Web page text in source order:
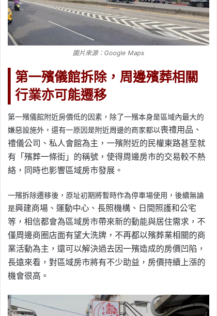
圖片來源：Google Maps
第一殯儀館拆除，周邊殯葬相關
行業亦可能遷移
第一殯儀館附近房價低的因素，除了一殯本身是區域內最大的
嫌惡設施外，還有一原因是附近周邊的商家都以喪禮用品、
禮儀公司、私人會館為主，一殯附近的民權東路甚至就
有「殯葬一條街」的稱號，使得周邊房市的交易較不熱
絡，同時也影響區域房市發展。
一殯拆除遷移後，原址初期將暫時作為停車場使用，後續無論
是興建商場、運動中心、長照機構、日間照護和公宅
等，相信都會為區域房市帶來新的動能與居住需求， 不
僅周邊商圈店面有望大洗牌，不再都以殯葬業相關的商
業活動為主，還可以解決過去因一殯造成的房價凹陷，
長遠來看，對區域房市將有不少助益，房價持續上漲的
機會很高。